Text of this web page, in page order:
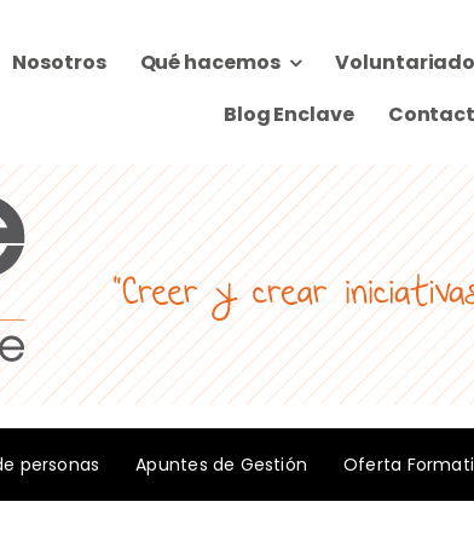
Nosotros Qué hacemos Voluntariado
Blog Enclave
personas Apuntes de Gestión Oferta